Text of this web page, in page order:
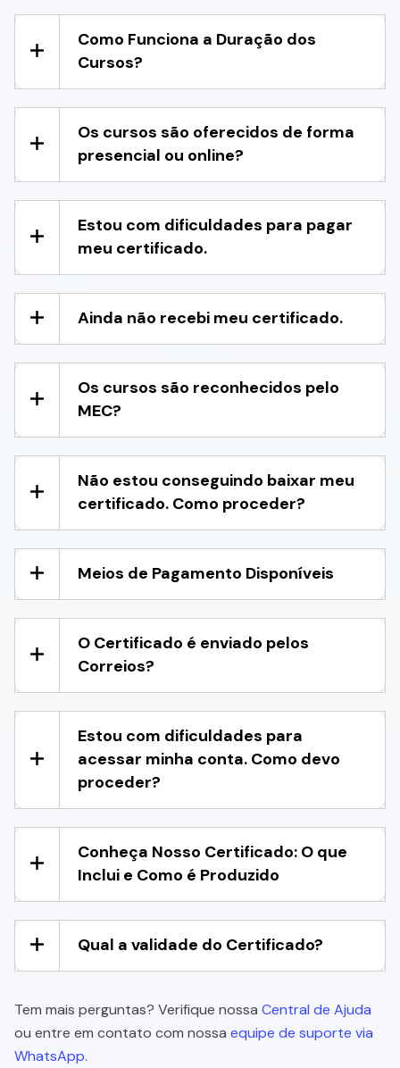
Como Funciona a Duração dos
Cursos?
Os cursos são oferecidos de forma
presencial ou online?
Estou com dificuldades para pagar
meu certificado.
Ainda não recebi meu certificado.
Os cursos são reconhecidos pelo
MEC?
Não estou conseguindo baixar meu
certificado. Como proceder?
Meios de Pagamento Disponíveis
O Certificado é enviado pelos
Correios?
Estou com dificuldades para
acessar minha conta. Como devo
proceder?
Conheça Nosso Certificado: O que
Inclui e Como é Produzido
Qual a validade do Certificado?
Tem mais perguntas? Verifique nossa Central de Ajuda
ou entre em contato com nossa equipe de suporte via
WhatsApp.